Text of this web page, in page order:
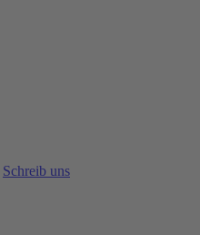
Schreib uns